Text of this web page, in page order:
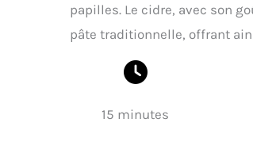
papilles. Le cidre, avec son
pâte traditionnelle, offrant
15 minutes